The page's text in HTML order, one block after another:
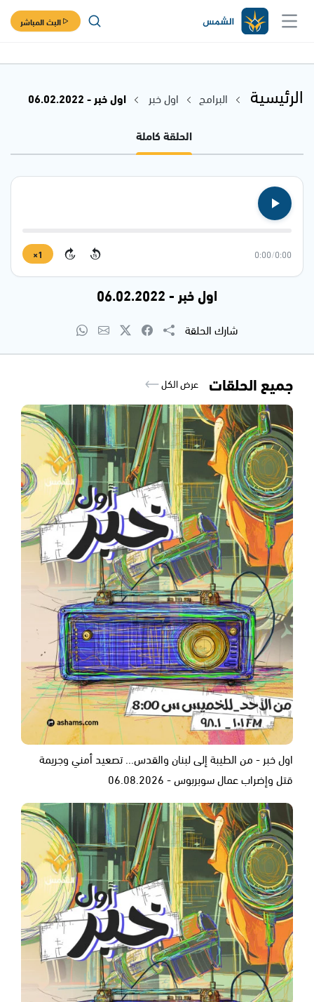
البث المباشر
الرئيسية البرامج اول خبر
اول خبر - 06.02.2022
الحلقة كاملة
0:00
/
0:00
15
15
1×
اول خبر - 06.02.2022
شارك الحلقة
جميع الحلقات عرض الكل
اول خبر - من الطيبة إلى لبنان والقدس... تصعيد أمني وجريمة
قتل وإضراب عمال سوبربوس - 06.08.2026